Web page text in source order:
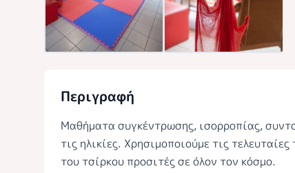
Περιγραφή
Μαθήματα συγκέντρωσης, ισορροπίας,
τις ηλικίες. Χρησιμοποιούμε τις
του τσίρκου προσιτές σε όλον τον κόσμο.